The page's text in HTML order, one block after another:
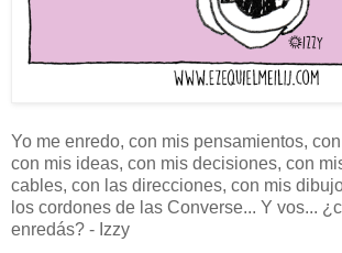
Yo me enredo, con mis pensamientos,
con mis ideas, con mis decisiones, con
cables, con las direcciones, con mis
los cordones de las Converse... Y vos...
enredás? - Izzy